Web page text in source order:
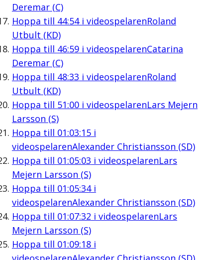
Deremar (C)
Hoppa till 44:54i videospelarenRoland
Utbult (KD)
Hoppa till 46:59i videospelarenCatarina
Deremar (C)
Hoppa till 48:33 i videospelarenRoland
Utbult (KD)
Hoppa till 51:00i videospelarenLars Mejern
Larsson (S)
Hoppa till 01:03:15i
videospelarenAlexander Christiansson (SD)
Hoppa till 01:05:03 i videospelarenLars
Mejern Larsson (S)
Hoppa till 01:05:34i
videospelarenAlexander Christiansson (SD)
Hoppa till 01:07:32 i videospelarenLars
Mejern Larsson (S)
Hoppa till 01:09:18i